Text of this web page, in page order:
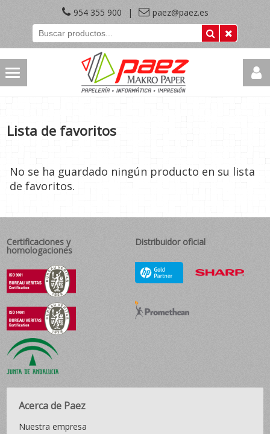
954 355 900 | paez@paez.es
Lista de favoritos
No se ha guardado ningún producto en su lista
de favoritos.
Certificaciones y
homologaciones
Distribuidor oficial
Acerca de Paez
Nuestra empresa